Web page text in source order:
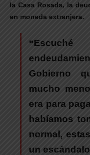
la Casa Rosada, la
en moneda extranjera.
Gobierno
mucho
era para
habíamos
normal,
un